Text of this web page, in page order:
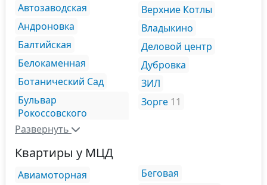
Автозаводская
Андроновка
Балтийская
Белокаменная
Ботанический Сад
Бульвар
Рокоссовского
Верхние Котлы
Владыкино
Деловой центр
Дубровка
ЗИЛ
Зорге 11
Развернуть
Квартиры у МЦД
Авиамоторная
Беговая